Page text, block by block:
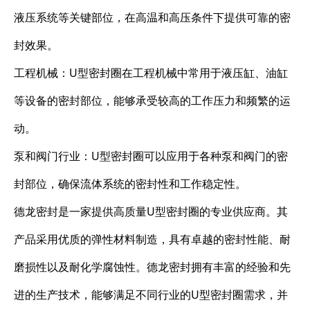
液压系统等关键部位，在高温和高压条件下提供可靠的密
封效果。
工程机械：U型密封圈在工程机械中常用于液压缸、油缸
等设备的密封部位，能够承受较高的工作压力和频繁的运
动。
泵和阀门行业：U型密封圈可以应用于各种泵和阀门的密
封部位，确保流体系统的密封性和工作稳定性。
德龙密封是一家提供高质量U型密封圈的专业供应商。其
产品采用优质的弹性材料制造，具有卓越的密封性能、耐
磨损性以及耐化学腐蚀性。德龙密封拥有丰富的经验和先
进的生产技术，能够满足不同行业的U型密封圈需求，并